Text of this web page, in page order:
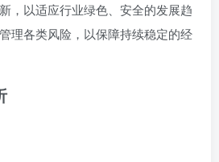
，以适应行业绿色、安全的发展趋
理各类风险，以保障持续稳定的经